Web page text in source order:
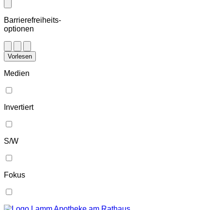
Barrierefreiheits-
optionen
Vorlesen
Medien
Invertiert
S/W
Fokus